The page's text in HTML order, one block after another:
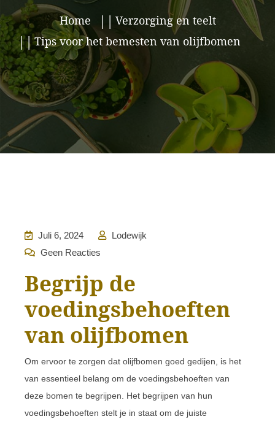
Home
Verzorging en teelt
Tips voor het bemesten van olijfbomen
Juli 6, 2024
Lodewijk
Geen Reacties
Begrijp de
voedingsbehoeften
van olijfbomen
Om ervoor te zorgen dat olijfbomen goed gedijen, is het
van essentieel belang om de voedingsbehoeften van
deze bomen te begrijpen. Het begrijpen van hun
voedingsbehoeften stelt je in staat om de juiste